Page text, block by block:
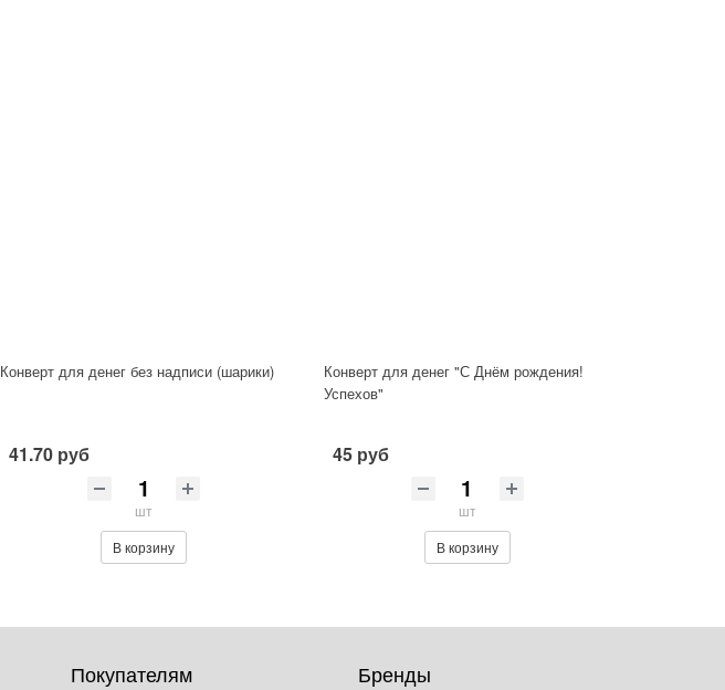
Конверт для денег без надписи (шарики)
41.70 руб
шт
В корзину
Конверт для денег "С Днём рождения!
Успехов"
45 руб
шт
В корзину
Покупателям Бренды